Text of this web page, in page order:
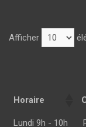
Afficher
Horaire
Horaire
Lundi 9h - 10h